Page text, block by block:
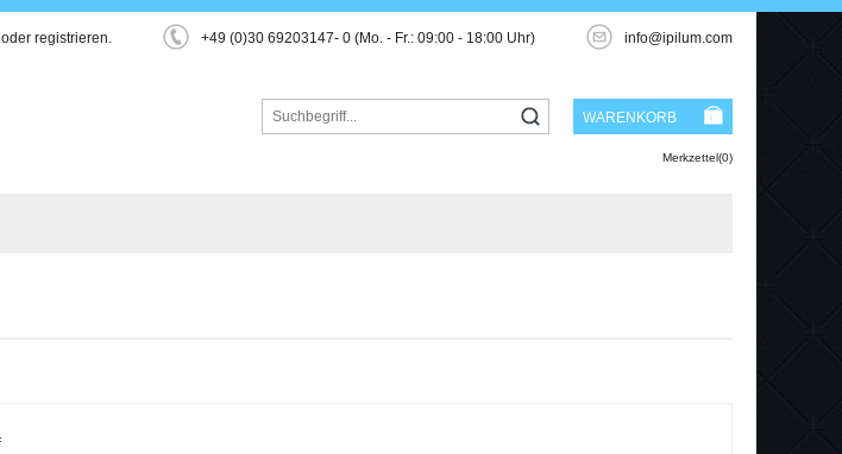
oder registrieren. +49 (0)30 69203147- 0 (Mo. - Fr.: 09:00 - 18:00 Uhr) info@ipilum.com
WARENKORB
Merkzettel(0)